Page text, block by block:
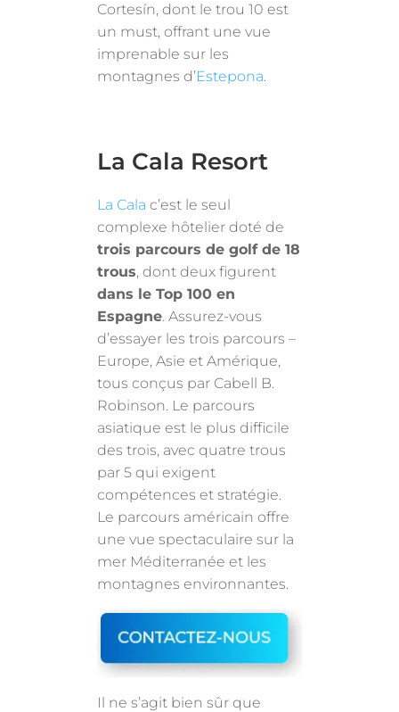
Cortesín, dont le trou 10 est
un must, offrant une vue
imprenable sur les
montagnes d’Estepona.
La Cala Resort
La Cala c’est le seul
complexe hôtelier doté de
trois parcours de golf de 18
trous, dont deux figurent
dans le Top 100 en
Espagne. Assurez-vous
d’essayer les trois parcours –
Europe, Asie et Amérique,
tous conçus par Cabell B.
Robinson. Le parcours
asiatique est le plus difficile
des trois, avec quatre trous
par 5 qui exigent
compétences et stratégie.
Le parcours américain offre
une vue spectaculaire sur la
mer Méditerranée et les
montagnes environnantes.
Il ne s’agit bien sûr que